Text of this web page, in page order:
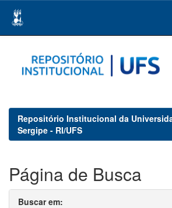
navigation
Repositório Institucional da
Sergipe - RI/UFS
Página de Busca
Buscar em: